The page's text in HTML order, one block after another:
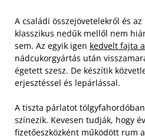
A családi összejövetelekről és
klasszikus nedűk mellől nem
sem. Az egyik igen kedvelt fajta
nádcukorgyártás után
égetett szesz. De készítik
erjesztéssel és lepárlással.
A tiszta párlatot
színezik. Kevesen tudják, hogy
fizetőeszközként működött rum